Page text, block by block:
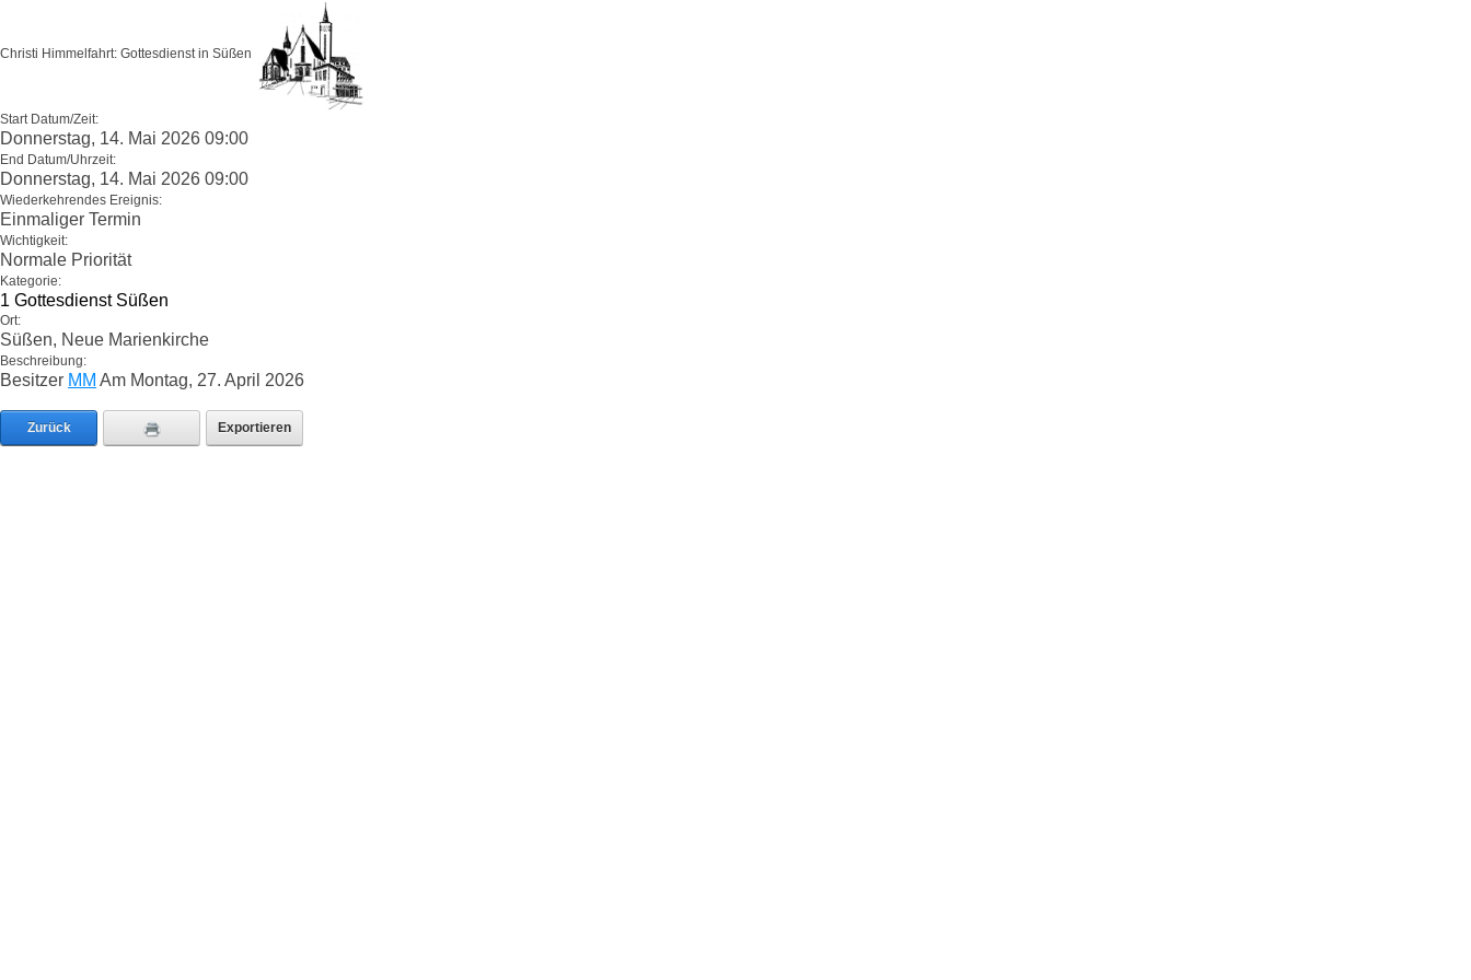
Christi Himmelfahrt: Gottesdienst in Süßen
Start Datum/Zeit:
Donnerstag, 14. Mai 2026 09:00
End Datum/Uhrzeit:
Donnerstag, 14. Mai 2026 09:00
Wiederkehrendes Ereignis:
Einmaliger Termin
Wichtigkeit:
Normale Priorität
Kategorie:
1 Gottesdienst Süßen
Ort:
Süßen, Neue Marienkirche
Beschreibung:
Besitzer MM Am Montag, 27. April 2026
Zurück Exportieren